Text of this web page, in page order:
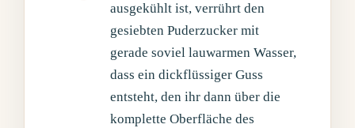
ausgekühlt ist, verrührt den
gesiebten Puderzucker mit
gerade soviel lauwarmen Wasser,
dass ein dickflüssiger Guss
entsteht, den ihr dann über die
komplette Oberfläche des